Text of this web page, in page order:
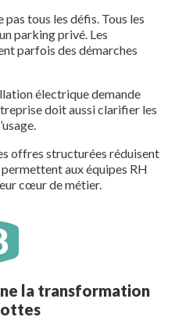
pas tous les défis. Tous les
parking privé. Les
parfois des démarches
électrique demande
doit aussi clarifier les
offres structurées réduisent
aux équipes RH
cœur de métier.
la transformation